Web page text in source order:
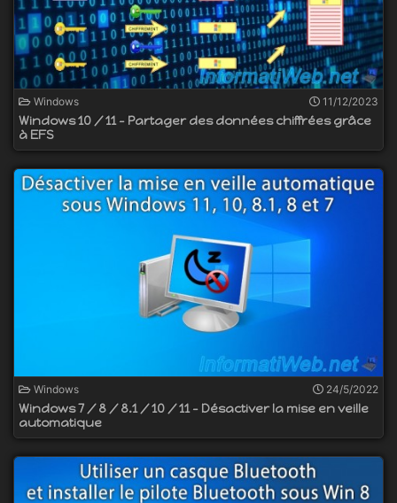
Windows 11/12/2023
Windows 10 / 11 - Partager des données chiffrées grâce
à EFS
Windows 24/5/2022
Windows 7 / 8 / 8.1 / 10 / 11 - Désactiver la mise en veille
automatique